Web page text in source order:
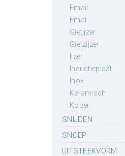
email
emal
gietijzer
gietzijzer
ijzer
inductieplaat
inox
keramisch
koper
SNIJDEN
SNOEP
UITSTEEKVORM